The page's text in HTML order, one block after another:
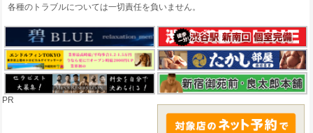
各種のトラブルについては一切責任を負いません。
PR